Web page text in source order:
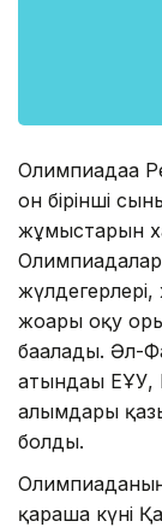
Олимпиадаға
он бірінші
жұмыстарын
жоғарғы оқу
бағалады. Әл-
атындағы
ғалымдары
болды.
қараша күні